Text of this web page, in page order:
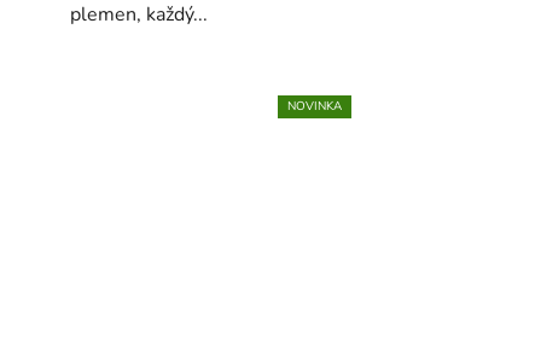
plemen, každý...
NOVINKA